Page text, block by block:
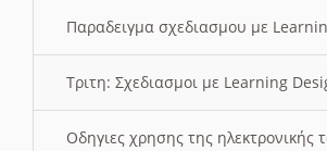
Παραδειγμα σχεδιασμου με
Τριτη: Σχεδιασμοι με Learning
Οδηγιες χρησης της ηλεκτρονικής